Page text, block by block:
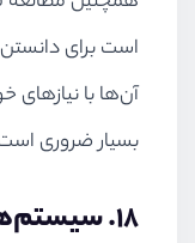
است برای
آن‌ها با
بسیار ضروری
18. سیستم‌های کیفی نرم افزار